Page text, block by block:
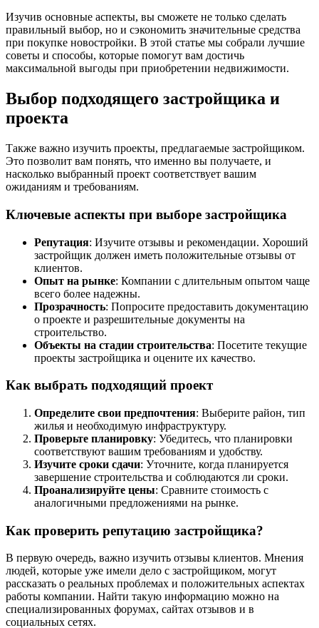
Изучив основные аспекты, вы сможете не только сделать
правильный выбор, но и сэкономить значительные средства
при покупке новостройки. В этой статье мы собрали лучшие
советы и способы, которые помогут вам достичь
максимальной выгоды при приобретении недвижимости.
Выбор подходящего застройщика и
проекта
Также важно изучить проекты, предлагаемые застройщиком.
Это позволит вам понять, что именно вы получаете, и
насколько выбранный проект соответствует вашим
ожиданиям и требованиям.
Ключевые аспекты при выборе застройщика
Репутация: Изучите отзывы и рекомендации. Хороший
застройщик должен иметь положительные отзывы от
клиентов.
Опыт на рынке: Компании с длительным опытом чаще
всего более надежны.
Прозрачность: Попросите предоставить документацию
о проекте и разрешительные документы на
строительство.
Объекты на стадии строительства: Посетите текущие
проекты застройщика и оцените их качество.
Как выбрать подходящий проект
Определите свои предпочтения: Выберите район, тип
жилья и необходимую инфраструктуру.
Проверьте планировку: Убедитесь, что планировки
соответствуют вашим требованиям и удобству.
Изучите сроки сдачи: Уточните, когда планируется
завершение строительства и соблюдаются ли сроки.
Проанализируйте цены: Сравните стоимость с
аналогичными предложениями на рынке.
Как проверить репутацию застройщика?
В первую очередь, важно изучить отзывы клиентов. Мнения
людей, которые уже имели дело с застройщиком, могут
рассказать о реальных проблемах и положительных аспектах
работы компании. Найти такую информацию можно на
специализированных форумах, сайтах отзывов и в
социальных сетях.